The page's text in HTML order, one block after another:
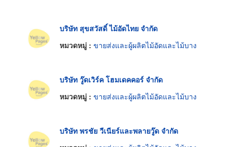
บริษัท สุขสวัสดิ์ ไม้อัดไทย จำกัด
หมวดหมู่ : ขายส่งและผู้ผลิตไม้อัดและไม้บาง
บริษัท วู๊ดเวิร์ค โฮมเดคคอร์ จำกัด
หมวดหมู่ : ขายส่งและผู้ผลิตไม้อัดและไม้บาง
บริษัท พรชัย วีเนียร์และพลายวู๊ด จำกัด